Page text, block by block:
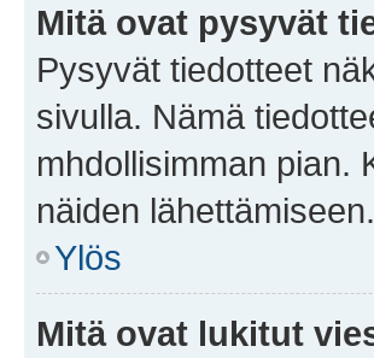
Mitä ovat pysyvät
Pysyvät tiedotteet
sivulla. Nämä
mhdollisimman pian.
näiden lähettämiseen.
Ylös
Mitä ovat lukitut